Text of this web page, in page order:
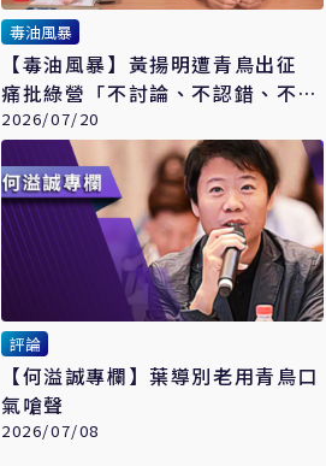
毒油風暴
【毒油風暴】黃揚明遭青鳥出征
痛批綠營「不討論、不認錯、不檢
驗」
2026/07/20
評論
【何溢誠專欄】葉導別老用青鳥口
氣嗆聲
2026/07/08